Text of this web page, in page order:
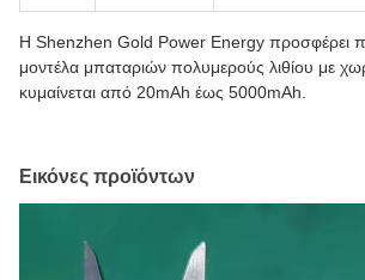
Η Shenzhen Gold Power Energy προσφέρει
μοντέλα μπαταριών πολυμερούς λιθίου με
κυμαίνεται από 20mAh έως 5000mAh.
Εικόνες προϊόντων